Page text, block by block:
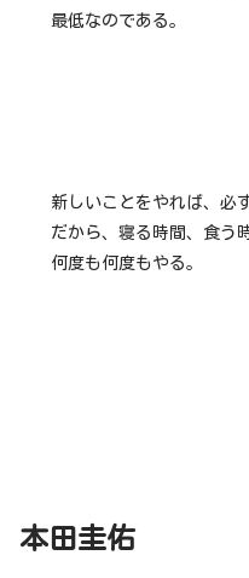
最低なのである。
新しいことをやれば、必
だから、寝る時間、食う
何度も何度もやる。
本田圭佑